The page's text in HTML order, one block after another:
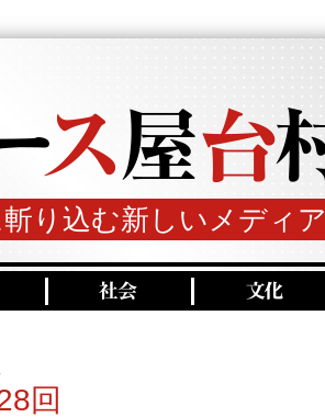
り込む新しいメディア
回